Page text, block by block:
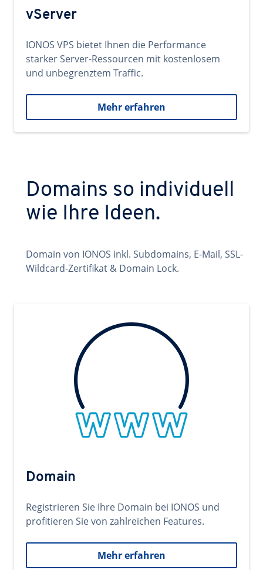
vServer
IONOS VPS bietet Ihnen die Performance
starker Server-Ressourcen mit kostenlosem
und unbegrenztem Traffic.
Mehr erfahren
Domains so individuell
wie Ihre Ideen.
Domain von IONOS inkl. Subdomains, E-Mail, SSL-
Wildcard-Zertifikat & Domain Lock.
Domain
Registrieren Sie Ihre Domain bei IONOS und
profitieren Sie von zahlreichen Features.
Mehr erfahren